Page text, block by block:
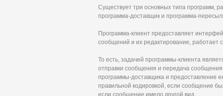
Существует три основных типа программ,
программа-доставщик и программа-
Программа-клиент предоставляет
сообщений и их редактирование, работает
То есть, задачей программы-клиента
отправки сообщения и передача
программы-доставщика и предоставление
правильной кодировкой, если сообщение
если сообщение имело другой вид.